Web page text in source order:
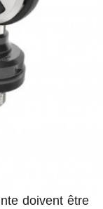
doivent être